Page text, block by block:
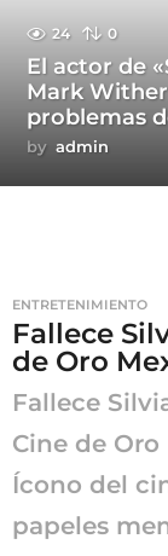
24 0
El actor de
Mark
problemas
by admin
ENTRETENIMIENTO
Fallece
de Oro
Fallece
Cine de Oro
Ícono del
papeles